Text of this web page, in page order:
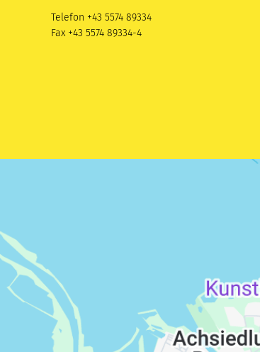
Telefon +43 5574 89334
Fax +43 5574 89334-4